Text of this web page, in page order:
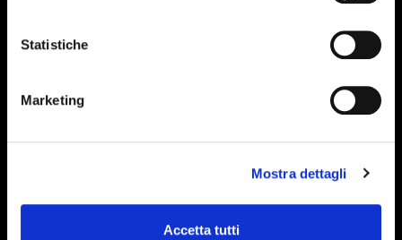
Statistiche
Marketing
Mostra dettagli
Accetta tutti